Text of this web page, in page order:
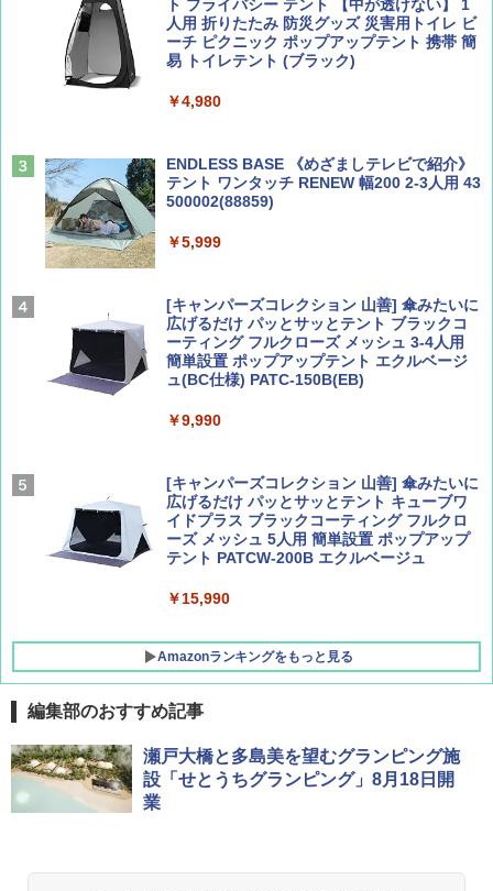
￥1,500
AIRLINE（エアライン）2026年9月号【特
集】ボーイング110周年を祝して！
￥1,760
￥2,479
ァキア 2026～2027 地球の歩き方A ヨーロッ
￥2,277
新しい日本地理 地図・統計・移動から読み
解く (講談社現代新書)
￥1,540
ト プライバシー テント 【中が透けない】 1
人用 折りたたみ 防災グッズ 災害用トイレ ビ
ーチ ピクニック ポップアップテント 携帯 簡
易 トイレテント (ブラック)
￥4,980
ENDLESS BASE 《めざましテレビで紹介》
テント ワンタッチ RENEW 幅200 2-3人用 43
500002(88859)
￥5,999
[キャンパーズコレクション 山善] 傘みたいに
広げるだけ パッとサッとテント ブラックコ
ーティング フルクローズ メッシュ 3-4人用
簡単設置 ポップアップテント エクルベージ
ュ(BC仕様) PATC-150B(EB)
￥9,990
[キャンパーズコレクション 山善] 傘みたいに
広げるだけ パッとサッとテント キューブワ
イドプラス ブラックコーティング フルクロ
ーズ メッシュ 5人用 簡単設置 ポップアップ
テント PATCW-200B エクルベージュ
￥15,990
Amazonランキングをもっと見る
BUNDOK(バンドック)ソロ ドーム 1 EX BDK
-08EX カーキ ソロキャンプ ポリエステル フ
レーム テント
編集部のおすすめ記事
瀬戸大橋と多島美を望むグランピング施
設「せとうちグランピング」8月18日開
業